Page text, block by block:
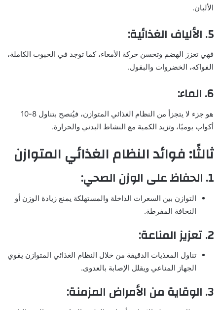
الألبان.
5. الألياف الغذائية:
فهي تعزز الهضم وتحسن حركة الأمعاء، كما توجد في الحبوب الكاملة،
الفواكه، الخضروات والبقول.
6. الماء:
هو جزء لا يتجزأ من النظام الغذائي المتوازن، فيُنصح بتناول 8-10
أكواب يوميًا، وتزيد الكمية مع النشاط البدني والحرارة.
ثالثًا: فوائد النظام الغذائي المتوازن
1. الحفاظ على الوزن الصحي:
التوازن بين السعرات الداخلة والمستهلكة يمنع زيادة الوزن أو
النحافة المفرطة.
2. تعزيز المناعة:
تناول المغذيات الدقيقة من خلال النظام الغذائي المتوازن يقوي
الجهاز المناعي ويقلل الإصابة بالعدوى.
3. الوقاية من الأمراض المزمنة: